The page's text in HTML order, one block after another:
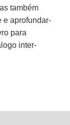
também
e aprofundar-
para
inter-